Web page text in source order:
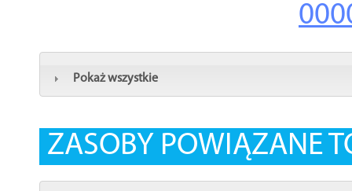
Pokaż wszystkie
ZASOBY POWIĄZANE